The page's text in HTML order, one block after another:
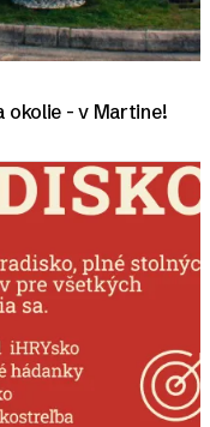
okolie - v Martine!